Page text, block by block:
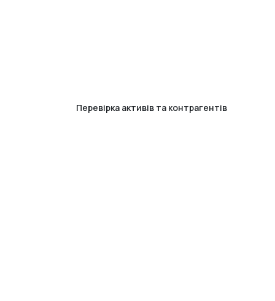
Перевірка активів та контрагентів